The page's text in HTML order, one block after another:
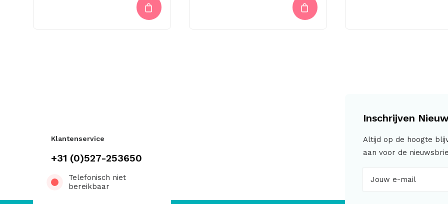
Klantenservice
+31 (0)527-253650
Telefonisch niet
bereikbaar
Inschrijven
Altijd op de hoogte
aan voor de